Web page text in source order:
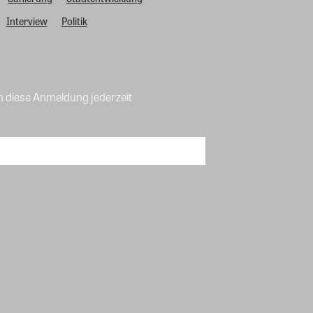
Interview Politik
diese Anmeldung jederzeit